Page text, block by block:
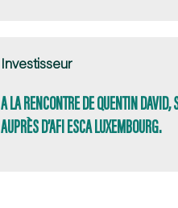
Investisseur
A LA RENCONTRE DE QUENTIN
AUPRÈS D’AFI ESCA LUXEMBOURG.